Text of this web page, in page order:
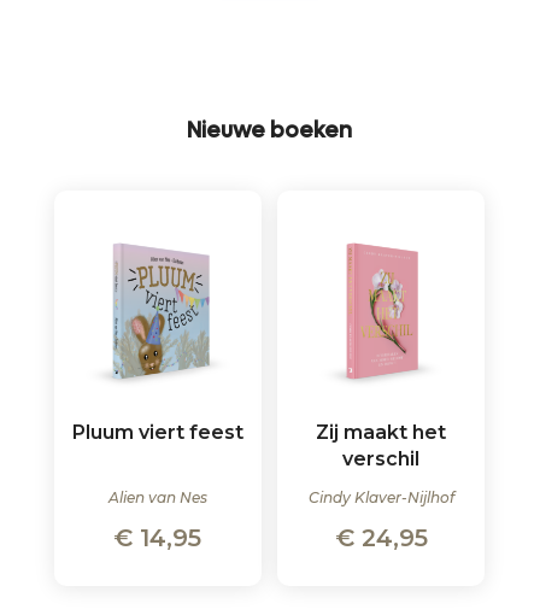
Nieuwe boeken
Pluum viert feest
Alien van Nes
€ 14,95
Zij maakt het
verschil
Cindy Klaver-Nijlhof
€24,95